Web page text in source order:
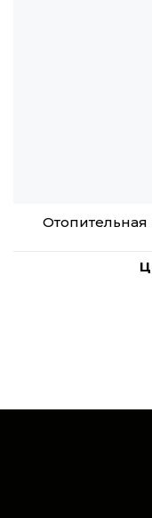
Отопительная